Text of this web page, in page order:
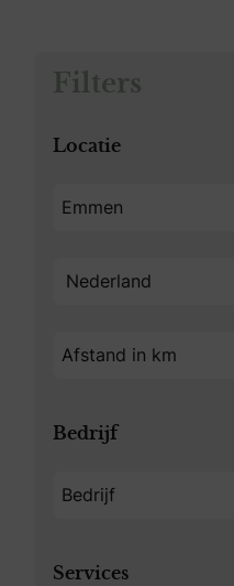
Filters
Locatie
Bedrijf
Services